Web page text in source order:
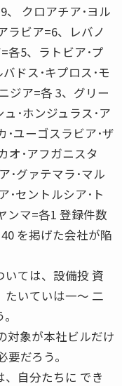
、 クロアチア･ヨル
ラビア=6、レバノ
各5、ラトビア･プ
ドス･キプロス･モ
ジア=各 3、グリー
･ホンジュラス･ア
･ユーゴスラビア･ザ
オ･アフガニスタ
･グァテマラ･マル
･セントルシア･ト
ンマ=各1 登録件数
を掲げた会社が陥
いては、設備投 資
たいていは一〜 二
対象が本社ビルだけ
だろう。
自分たちに でき